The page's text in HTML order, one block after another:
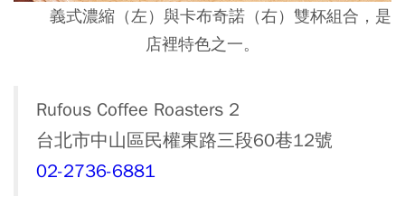
義式濃縮（左）與卡布奇諾（右）雙杯組合，是
店裡特色之一。
Rufous Coffee Roasters 2
台北市中山區民權東路三段60巷12號
02-2736-6881